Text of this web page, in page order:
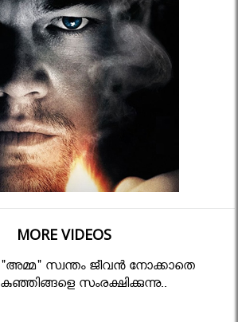
MORE VIDEOS
"അമ്മ" സ്വന്തം ജീവൻ നോക്കാതെ
കുഞ്ഞിങ്ങളെ സംരക്ഷിക്കുന്നു..